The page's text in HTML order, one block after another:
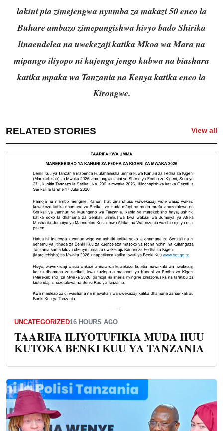
lakini pia zimejengwa nyumba za makazi 50 eneo la
Buhare ambazo zimepangishwa hivyo bado Shirika
linaendelea na uwekezaji katika Mkoa wa Mara na
mipango iliyopo ni kujenga jengo kubwa na biashara
katika mpaka wa Tanzania na Kenya katika eneo la
Kirongwe.
RELATED STORIES View all
UNCATEGORIZED16 HOURS AGO
TAARIFA ILIYOTUFIKIA MUDA HUU
KUTOKA BENKI KUU YA TANZANIA